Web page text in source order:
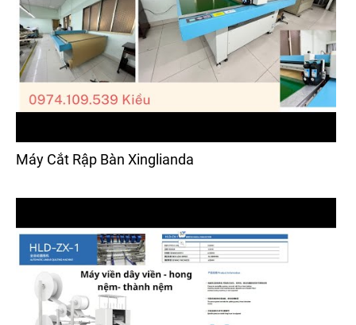
Máy Cắt Rập Bàn Xinglianda